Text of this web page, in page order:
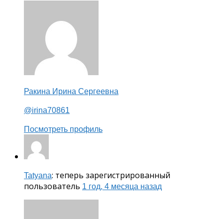
Ракина Ирина Сергеевна
@irina70861
Посмотреть профиль
Tatyana: теперь зарегистрированный
пользователь 1 год, 4 месяца назад